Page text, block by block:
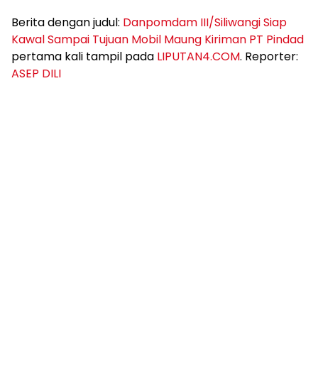
Berita dengan judul: Danpomdam III/Siliwangi Siap
Kawal Sampai Tujuan Mobil Maung Kiriman PT Pindad
pertama kali tampil pada LIPUTAN4.COM. Reporter:
ASEP DILI